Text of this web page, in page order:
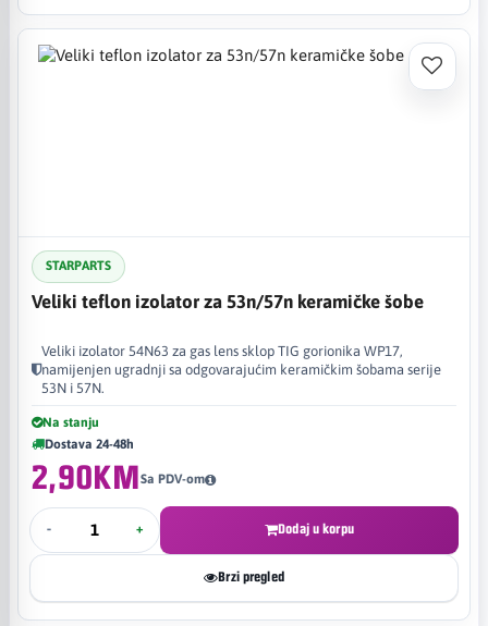
STARPARTS
Veliki teflon izolator za 53n/57n keramičke šobe
Veliki izolator 54N63 za gas lens sklop TIG gorionika WP17,
namijenjen ugradnji sa odgovarajućim keramičkim šobama serije
53N i 57N.
Na stanju
Dostava 24-48h
2,90KMSa PDV-om
- + Dodaj u korpu
Brzi pregled